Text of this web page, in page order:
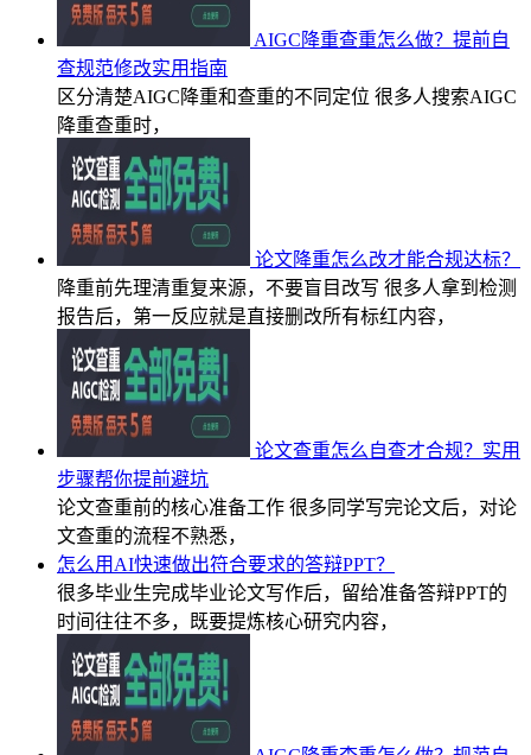
AIGC降重查重怎么做？提前自
查规范修改实用指南
区分清楚AIGC降重和查重的不同定位 很多人搜索AIGC
降重查重时，
论文降重怎么改才能合规达标？
降重前先理清重复来源，不要盲目改写 很多人拿到检测
报告后，第一反应就是直接删改所有标红内容，
论文查重怎么自查才合规？实用
步骤帮你提前避坑
论文查重前的核心准备工作 很多同学写完论文后，对论
文查重的流程不熟悉，
怎么用AI快速做出符合要求的答辩PPT？
很多毕业生完成毕业论文写作后，留给准备答辩PPT的
时间往往不多，既要提炼核心研究内容，